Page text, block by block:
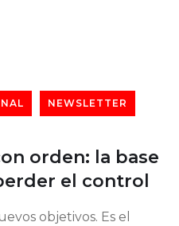
NEWSLETTER
orden: la base
el control
objetivos. Es el